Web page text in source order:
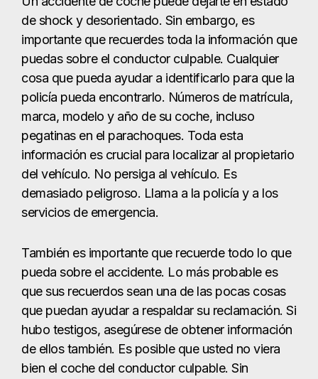
de shock y desorientado. Sin embargo, es
importante que recuerdes toda la información que
puedas sobre el conductor culpable. Cualquier
cosa que pueda ayudar a identificarlo para que la
policía pueda encontrarlo. Números de matrícula,
marca, modelo y año de su coche, incluso
pegatinas en el parachoques. Toda esta
información es crucial para localizar al propietario
del vehículo. No persiga al vehículo. Es
demasiado peligroso. Llama a la policía y a los
servicios de emergencia.
También es importante que recuerde todo lo que
pueda sobre el accidente. Lo más probable es
que sus recuerdos sean una de las pocas cosas
que puedan ayudar a respaldar su reclamación. Si
hubo testigos, asegúrese de obtener información
de ellos también. Es posible que usted no viera
bien el coche del conductor culpable. Sin